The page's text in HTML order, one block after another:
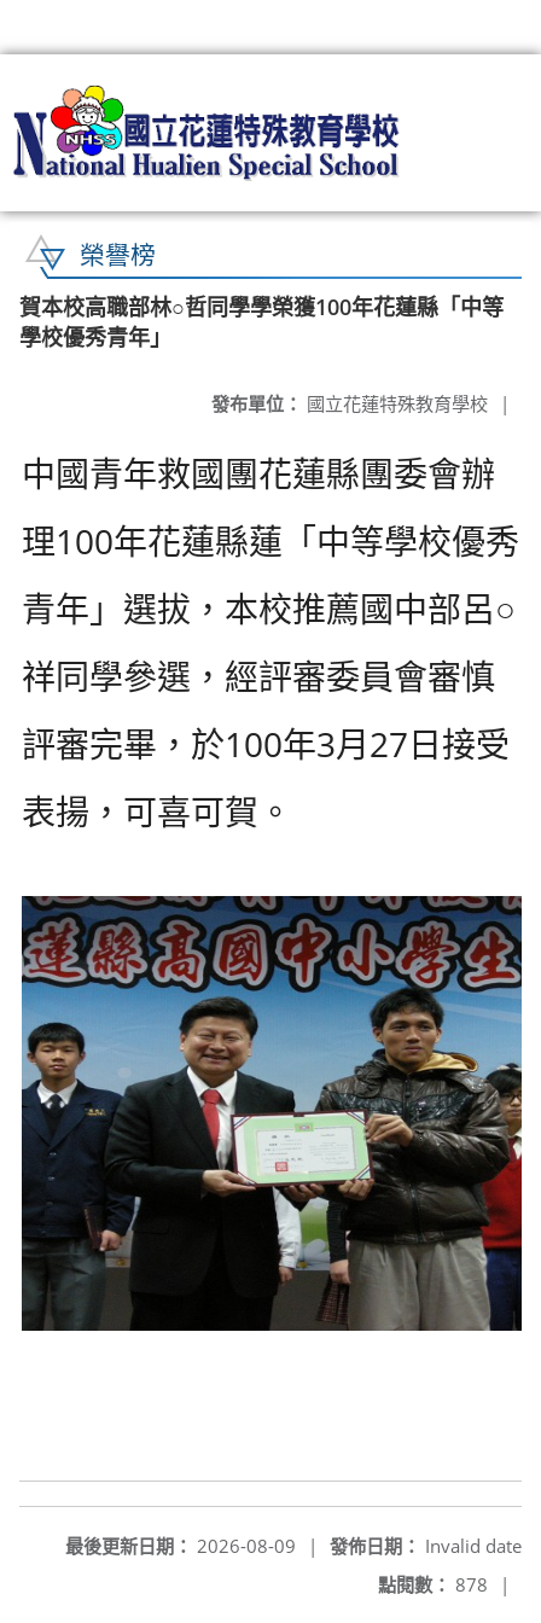
榮譽榜
賀本校高職部林○哲同學學榮獲100年花蓮縣「中等
學校優秀青年」
發布單位： 國立花蓮特殊教育學校 |
中國青年救國團花蓮縣團委會辦
理100年花蓮縣蓮「中等學校優秀
青年」選拔，本校推薦國中部呂○
祥同學參選，經評審委員會審慎
評審完畢，於100年3月27日接受
表揚，可喜可賀。
發佈日期： Invalid date
最後更新日期： 2026-08-09
|
點閱數： 878 |